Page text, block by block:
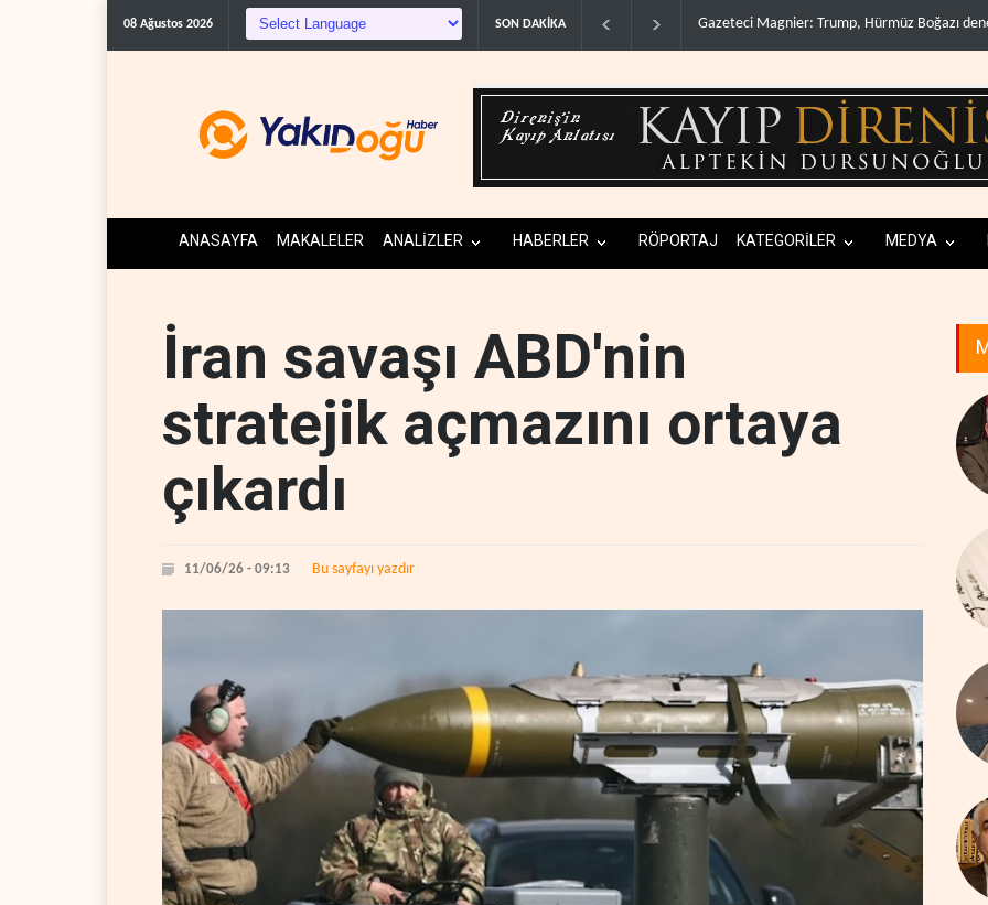
08 Ağustos 2026 SON DAKİKA Irak Direnişi: Misilleme ertelendi, hesap
ANASAYFA MAKALELER ANALİZLER HABERLER RÖPORTAJ KATEGORİLER MEDYA
İran savaşı ABD'nin
stratejik açmazını ortaya
çıkardı
11/06/26 - 09:13 Bu sayfayı yazdır